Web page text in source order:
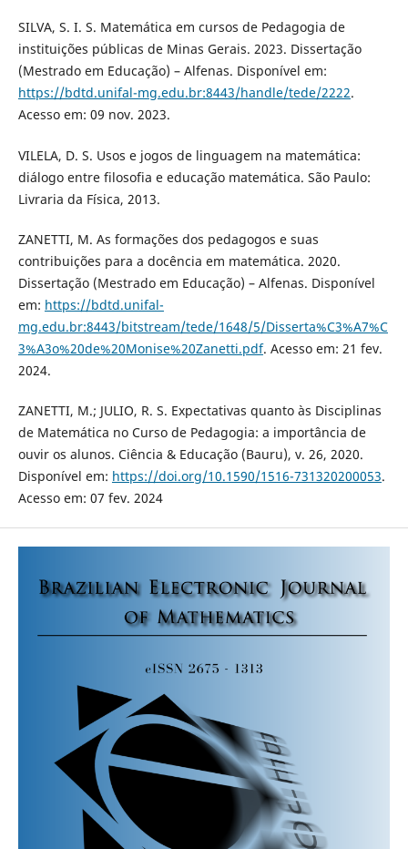
SILVA, S. I. S. Matemática em cursos de Pedagogia de
instituições públicas de Minas Gerais. 2023. Dissertação
(Mestrado em Educação) – Alfenas. Disponível em:
https://bdtd.unifal-mg.edu.br:8443/handle/tede/2222.
Acesso em: 09 nov. 2023.
VILELA, D. S. Usos e jogos de linguagem na matemática:
diálogo entre filosofia e educação matemática. São Paulo:
Livraria da Física, 2013.
ZANETTI, M. As formações dos pedagogos e suas
contribuições para a docência em matemática. 2020.
Dissertação (Mestrado em Educação) – Alfenas. Disponível
em: https://bdtd.unifal-
mg.edu.br:8443/bitstream/tede/1648/5/Disserta%C3%A7%C
3%A3o%20de%20Monise%20Zanetti.pdf. Acesso em: 21 fev.
2024.
ZANETTI, M.; JULIO, R. S. Expectativas quanto às Disciplinas
de Matemática no Curso de Pedagogia: a importância de
ouvir os alunos. Ciência & Educação (Bauru), v. 26, 2020.
Disponível em: https://doi.org/10.1590/1516-731320200053.
Acesso em: 07 fev. 2024